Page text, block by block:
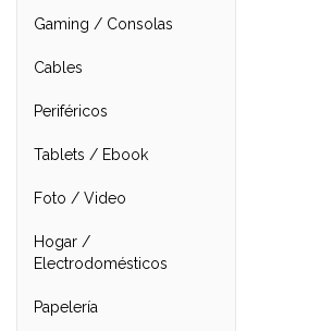
Gaming / Consolas
Cables
Periféricos
Tablets / Ebook
Foto / Video
Hogar /
Electrodomésticos
Papelería